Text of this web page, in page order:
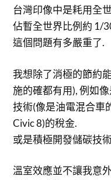
台灣印像中是耗用全
佔暫全世界比例約 1/
這個問題有多嚴重了.
我想除了消極的節約
施的確都有用), 例如
技術(像是油電混合車
Civic 8)的稅金.
或是積極開發儲碳技
溫室效應並不讓我意